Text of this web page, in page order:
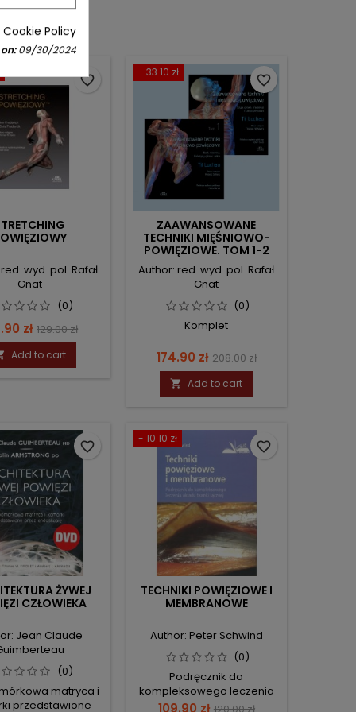
wyd. pol. Rafał
Gnat
(0)
zł Regular
price
129.00 zł
Add to cart
favorite_border
- 33.10 zł
ZAAWANSOWANE
TECHNIKI MIĘŚNIOWO-
POWIĘZIOWE. TOM 1-2
Author: red. wyd. pol. Rafał
Gnat
(0)
Komplet
Price
174.90 zł Regular
price
208.00 zł
 Add to cart
favorite_border
ŻYWEJ
CZŁOWIEKA
Jean Claude
(0)
matryca i
przedstawione
favorite_border
- 10.10 zł
TECHNIKI POWIĘZIOWE I
MEMBRANOWE
Author: Peter Schwind
(0)
Podręcznik do
kompleksowego leczenia
układu tkanki łącznej
Price
109.90 zł Regular
favorite_border
Policy
09/30/2024